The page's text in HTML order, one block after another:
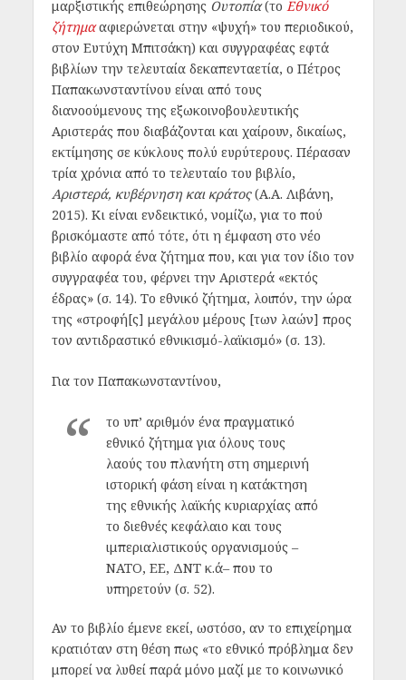
μαρξιστικής επιθεώρησης Ουτοπία(το Εθνικό
ζήτημααφιερώνεται στην «ψυχή» του περιοδικού,
στον Ευτύχη Μπιτσάκη) και συγγραφέας εφτά
βιβλίων την τελευταία δεκαπενταετία, ο Πέτρος
Παπακωνσταντίνου είναι από τους
διανοούμενους της εξωκοινοβουλευτικής
Αριστεράς που διαβάζονται και χαίρουν, δικαίως,
εκτίμησης σε κύκλους πολύ ευρύτερους. Πέρασαν
τρία χρόνια από το τελευταίο του βιβλίο,
Αριστερά, κυβέρνηση και κράτος(Α.Α. Λιβάνη,
2015). Κι είναι ενδεικτικό, νομίζω, για το πού
βρισκόμαστε από τότε, ότι η έμφαση στο νέο
βιβλίο αφορά ένα ζήτημα που, και για τον ίδιο τον
συγγραφέα του, φέρνει την Αριστερά «εκτός
έδρας» (σ. 14). Το εθνικό ζήτημα, λοιπόν, την ώρα
της «στροφή[ς] μεγάλου μέρους [των λαών] προς
τον αντιδραστικό εθνικισμό-λαϊκισμό» (σ. 13).
Για τον Παπακωνσταντίνου,
το υπ’ αριθμόν ένα πραγματικό
εθνικό ζήτημα για όλους τους
λαούς του πλανήτη στη σημερινή
ιστορική φάση είναι η κατάκτηση
της εθνικής λαϊκής κυριαρχίας από
το διεθνές κεφάλαιο και τους
ιμπεριαλιστικούς οργανισμούς –
ΝΑΤΟ, ΕΕ, ΔΝΤ κ.ά– που το
υπηρετούν (σ. 52).
Αν το βιβλίο έμενε εκεί, ωστόσο, αν το επιχείρημα
κρατιόταν στη θέση πως «το εθνικό πρόβλημα δεν
μπορεί να λυθεί παρά μόνο μαζί με το κοινωνικό